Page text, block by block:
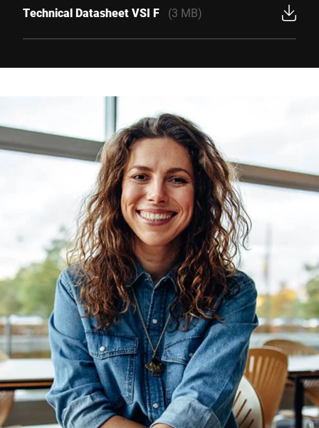
Technical Datasheet VSI F (3 MB)